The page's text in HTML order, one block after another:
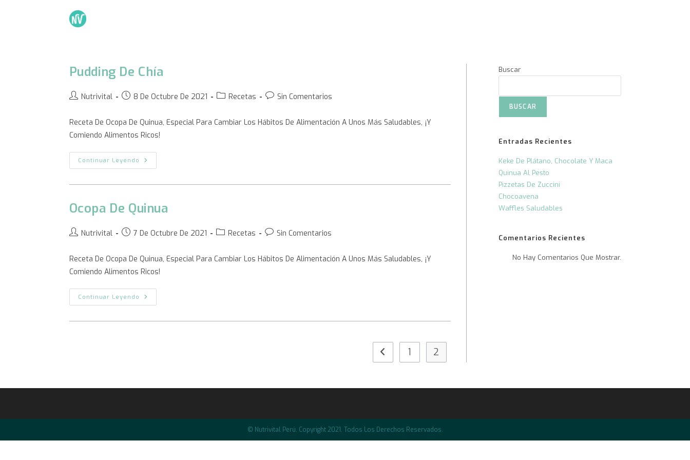
Pudding De Chía
Nutrivital 8 De Octubre De 2021 Recetas Sin Comentarios
Receta De Ocopa De Quinua, Especial Para Cambiar Los Hábitos De Alimentación A Unos Más Saludables, ¡y
Comiendo Alimentos Ricos!
Continuar Leyendo
Ocopa De Quinua
Nutrivital 7 De Octubre De 2021 Recetas Sin Comentarios
Receta De Ocopa De Quinua, Especial Para Cambiar Los Hábitos De Alimentación A Unos Más Saludables, ¡y
Comiendo Alimentos Ricos!
Continuar Leyendo
1 2
Buscar
BUSCAR
Entradas Recientes
Keke De Plátano, Chocolate Y Maca
Quinua Al Pesto
Pizzetas De Zuccini
Chocoavena
Waffles Saludables
Comentarios Recientes
No Hay Comentarios Que Mostrar.
© Nutrivital Perú. Copyright 2021. Todos Los Derechos Reservados.